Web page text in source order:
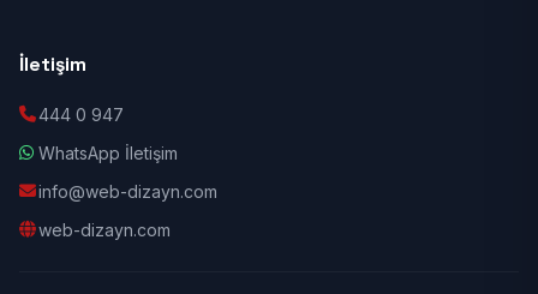
İletişim
444 0 947
WhatsApp İletişim
info@web-dizayn.com
web-dizayn.com